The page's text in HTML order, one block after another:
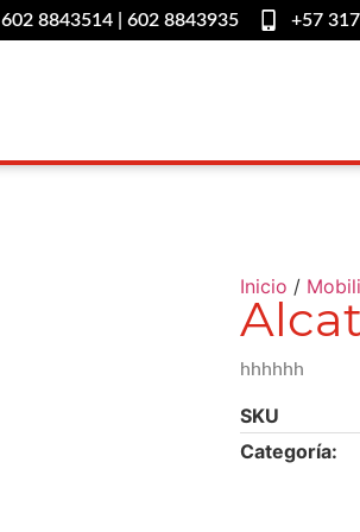
602 8843514 | 602 8843935 +57
Inicio /
hhhhhh
SKU
Categoría: